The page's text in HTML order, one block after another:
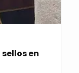
en